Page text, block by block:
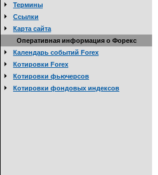
Термины
Ссылки
Карта сайта
Оперативная информация о Форекс
Календарь событий Forex
Котировки Forex
Котировки фьючерсов
Котировки фондовых индексов